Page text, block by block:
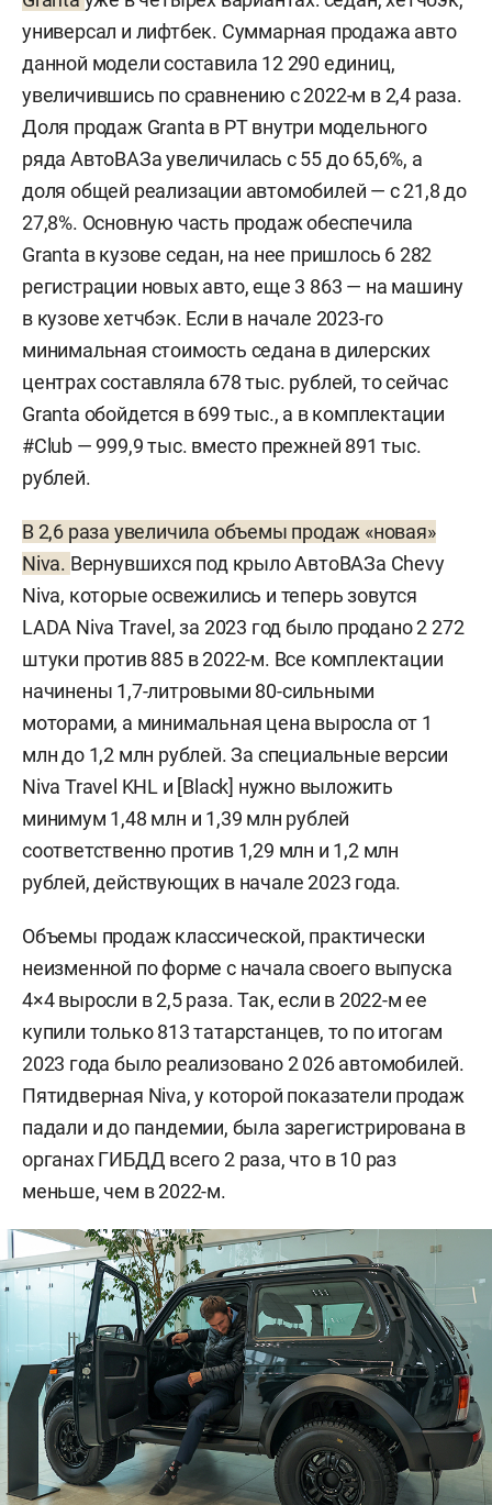
универсал и лифтбек. Суммарная продажа авто
данной модели составила 12 290 единиц,
увеличившись по сравнению с 2022-м в 2,4 раза.
Доля продаж Granta в РТ внутри модельного
ряда АвтоВАЗа увеличилась с 55 до 65,6%, а
доля общей реализации автомобилей — с 21,8 до
27,8%. Основную часть продаж обеспечила
Granta в кузове седан, на нее пришлось 6 282
регистрации новых авто, еще 3 863 — на машину
в кузове хетчбэк. Если в начале 2023-го
минимальная стоимость седана в дилерских
центрах составляла 678 тыс. рублей, то сейчас
Granta обойдется в 699 тыс., а в комплектации
#Club — 999,9 тыс. вместо прежней 891 тыс.
рублей.
В 2,6 раза увеличила объемы продаж «новая»
Niva. Вернувшихся под крыло АвтоВАЗа Chevy
Niva, которые освежились и теперь зовутся
LADA Niva Travel, за 2023 год было продано 2 272
штуки против 885 в 2022-м. Все комплектации
начинены 1,7-литровыми 80-сильными
моторами, а минимальная цена выросла от 1
млн до 1,2 млн рублей. За специальные версии
Niva Travel KHL и [Black] нужно выложить
минимум 1,48 млн и 1,39 млн рублей
соответственно против 1,29 млн и 1,2 млн
рублей, действующих в начале 2023 года.
Объемы продаж классической, практически
неизменной по форме с начала своего выпуска
4×4 выросли в 2,5 раза. Так, если в 2022-м ее
купили только 813 татарстанцев, то по итогам
2023 года было реализовано 2 026 автомобилей.
Пятидверная Niva, у которой показатели продаж
падали и до пандемии, была зарегистрирована в
органах ГИБДД всего 2 раза, что в 10 раз
меньше, чем в 2022-м.